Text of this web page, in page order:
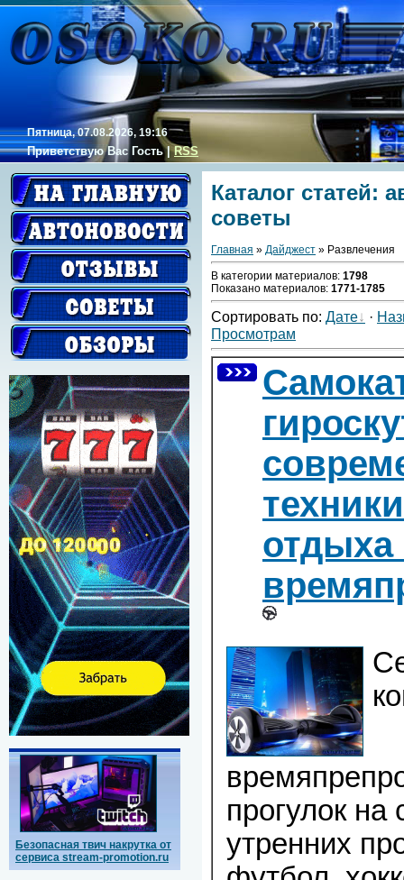
Пятница, 07.08.2026, 19:16
Приветствую Вас Гость|RSS
Безопасная твич накрутка от
сервиса stream-promotion.ru
Каталог статей:
советы
Главная » Дайджест » Развлечения
В категории материалов: 1798
Показано материалов: 1771-1785
Сортировать по: Дате ·
Просмотрам
отдыха
прогулок
утренних